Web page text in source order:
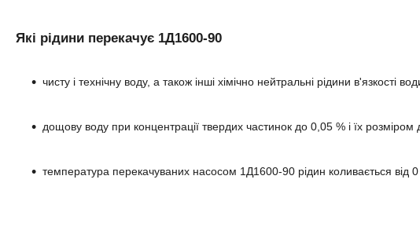
Які рідини перекачує 1Д1600-90
чисту і технічну воду, а також інші хімічно нейтральні рідини в'язкості
дощову воду при концентрації твердих частинок до 0,05 % і їх
температура перекачуваних насосом 1Д1600-90 рідин коливається від